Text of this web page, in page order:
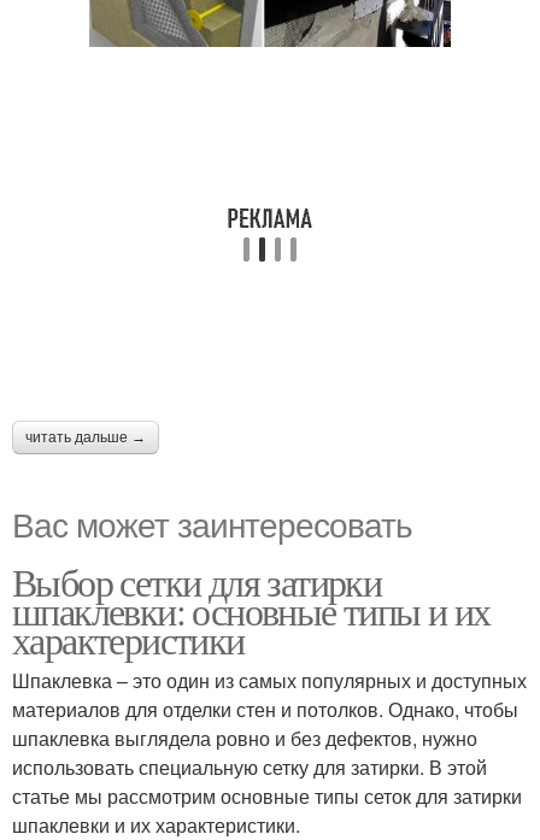
читать дальше →
Вас может заинтересовать
Выбор сетки для затирки
шпаклевки: основные типы и их
характеристики
Шпаклевка – это один из самых популярных и доступных
материалов для отделки стен и потолков. Однако, чтобы
шпаклевка выглядела ровно и без дефектов, нужно
использовать специальную сетку для затирки. В этой
статье мы рассмотрим основные типы сеток для затирки
шпаклевки и их характеристики.